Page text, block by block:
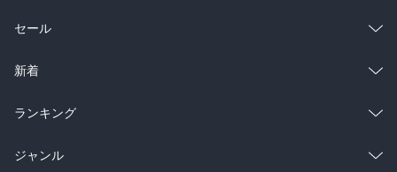
総合
ラノベ
雑誌・グラビア
BL・TL
セール
総合
ラノベ
雑誌・グラビア
新着
総合
ラノベ
ランキング
総合
ジャンル